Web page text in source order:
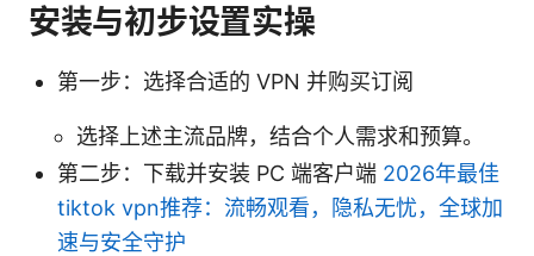
安装与初步设置实操
第一步：选择合适的 VPN 并购买订阅
选择上述主流品牌，结合个人需求和预算。
第二步：下载并安装 PC 端客户端 2026年最佳
tiktok vpn推荐：流畅观看，隐私无忧，全球加
速与安全守护